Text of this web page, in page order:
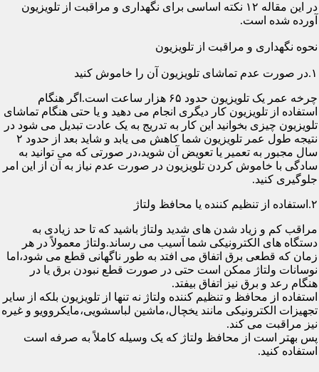
در این مقاله ۱۲ نکته اساسی برای نگهداری و مراقبت از تلویزیون
آورده شده است.
نحوه نگهداری و مراقبت از تلویزیون
۱.در صورت عدم تماشای تلویزیون آن را خاموش کنید
چرخه عمر یک تلویزیون حدود ۶۵ هزار ساعت است.اگر هنگام
استفاده از تلویزیون کار دیگری انجام می دهید و یا حتی هنگام تماشای
تلویزیون چیزی بخوانید این کار به تدریج به یک عادت تبدیل می شود در
نتیجه طول عمر تلویزیون شما کاهش می یابد و شاید بعد از حدود ۲
سال مجبور به تعمیر یا تعویض آن شوید،در صورتی که می توانید به
سادگی با خاموش کردن تلویزیون در صورت عدم نیاز به آن از این امر
جلوگیری کنید.
۲.استفاده از تنظیم کننده یا محافظ ولتاژ
مراقب کم و زیاد شدن های شدید ولتاژ باشید که تا حد زیادی به
دستگاه های الکترونیکی شما آسیب می رساند.ولتاژ معمولاً در هر
زمان که قطعی برق اتفاق می افتد به طور ناگهانی قطع می شود،اما
نوسانات ولتاژ ممکن است حتی در صورت قطع نبودن برق یا در
هنگام رعد و برق نیز اتفاق بیفتد.
استفاده از محافظ و تنظیم کننده ولتاژ نه تنها از تلویزیون بلکه از سایر
تجهیزات الکترونیکی مانند یخچال،ماشین لباسشویی،مایکروویو و غیره
نیز مراقبت می کند.
پس بهتر است از محافظ ولتاژ که یک وسیله کاملاً به صرفه است
استفاده کنید.